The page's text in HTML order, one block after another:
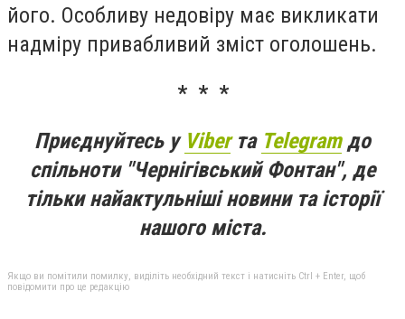
його. Особливу недовіру має викликати
надміру привабливий зміст оголошень.
* * *
Приєднуйтесь у Viberта Telegramдо
спільноти "Чернігівський Фонтан", де
тільки найактульніші новини та історії
нашого міста.
Якщо ви помітили помилку, виділіть необхідний текст і натисніть Ctrl + Enter, щоб
повідомити про це редакцію